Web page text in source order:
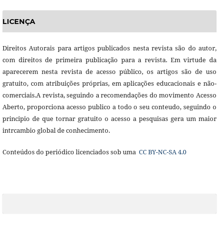
LICENÇA
Direitos Autorais para artigos publicados nesta revista são do autor,
com direitos de primeira publicação para a revista. Em virtude da
aparecerem nesta revista de acesso público, os artigos são de uso
gratuito, com atribuições próprias, em aplicações educacionais e não-
comerciais.A revista, seguindo a recomendações do movimento Acesso
Aberto, proporciona acesso publico a todo o seu conteudo, seguindo o
principio de que tornar gratuito o acesso a pesquisas gera um maior
intrcambio global de conhecimento.
Conteúdos do periódico licenciados sob uma CC BY-NC-SA 4.0